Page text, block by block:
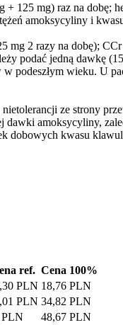
125 mg) raz na dobę;
amoksycyliny i
mg 2 razy na dobę);
podać jedną dawkę
podeszłym wieku. U
ze strony
amoksycyliny,
dobowych kwasu
ref. Cena 100%
PLN 18,76 PLN
PLN 34,82 PLN
48,67 PLN